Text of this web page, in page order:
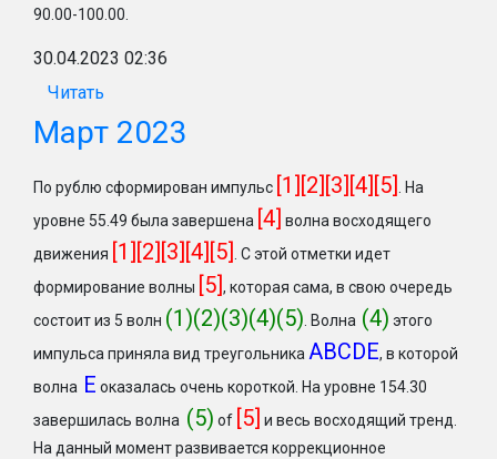
90.00-100.00.
30.04.2023 02:36
Читать
Март 2023
По рублю сформирован импульс [1][2][3][4][5]. На
уровне 55.49 была завершена [4] волна восходящего
движения [1][2][3][4][5]. С этой отметки идет
формирование волны [5], которая сама, в свою очередь
состоит из 5 волн (1)(2)(3)(4)(5). Волна (4) этого
импульса приняла вид треугольникаABCDE, в которой
волна Е оказалась очень короткой. На уровне 154.30
завершилась волна (5) of [5] и весь восходящий тренд.
На данный момент развивается коррекционное